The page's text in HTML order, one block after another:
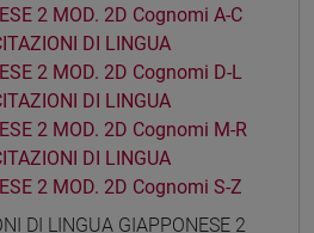
2 MOD. 2D Cognomi A-C
DI LINGUA
2 MOD. 2D Cognomi D-L
DI LINGUA
2 MOD. 2D Cognomi M-R
DI LINGUA
2 MOD. 2D Cognomi S-Z
DI LINGUA GIAPPONESE 2